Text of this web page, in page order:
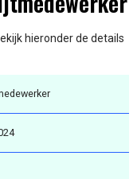
hieronder de details